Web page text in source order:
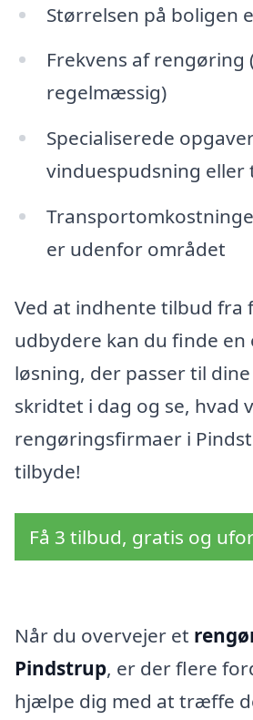
Størrelsen på boligen
Frekvens af rengøring
regelmæssig)
Specialiserede
vinduespudsning
er udenfor området
Ved at indhente tilbud fra
udbydere kan du finde en
løsning, der passer til dine
skridtet i dag og se, hvad
rengøringsfirmaer i
tilbyde!
Få 3 tilbud, gratis og
Når du overvejer et
Pindstrup, er der flere
hjælpe dig med at træffe